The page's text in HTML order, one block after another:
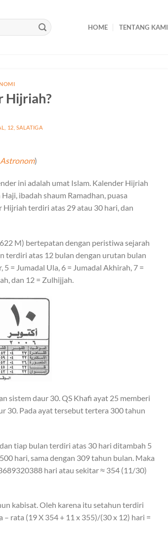
HOME TENTANG KAMI
Hijriah?
12, SALATIGA
Astronom)
ini adalah umat Islam. Kalender Hijriah
ibadah shaum Ramadhan, puasa
Hijriah terdiri atas 29 atau 30 hari, dan
M) bertepatan dengan peristiwa sejarah
terdiri atas 12 bulan dengan urutan bulan
5 = Jumadal Ula, 6 = Jumadal Akhirah, 7 =
dan 12 = Zulhijjah.
sistem daur 30. QS Khafi ayat 25 memberi
30. Pada ayat tersebut tertera 300 tahun
tiap bulan terdiri atas 30 hari ditambah 5
hari, sama dengan 309 tahun bulan. Maka
hari atau sekitar ≈ 354 (11/30)
kabisat. Oleh karena itu setahun terdiri
rata (19 X 354 + 11 x 355)/(30 x 12) hari =